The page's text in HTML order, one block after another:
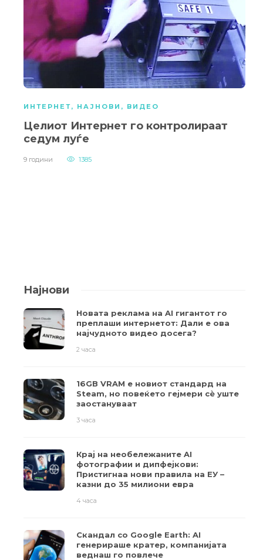
ИНТЕРНЕТ, НАЈНОВИ , ВИДЕО
Целиот Интернет го контролираат
седум луѓе
9 години 1385
Најнови
Новата реклама на AI гигантот го
преплаши интернетот: Дали е ова
најчудното видео досега?
2 часа
16GB VRAM е новиот стандард на
Steam, но повеќето гејмери ​​сè уште
заостануваат
3 часа
Крај на необележаните AI
фотографии и дипфејкови:
Пристигнаа нови правила на ЕУ –
казни до 35 милиони евра
4 часа
Скандал со Google Earth: AI
генерираше кратер, компанијата
веднаш го повлече